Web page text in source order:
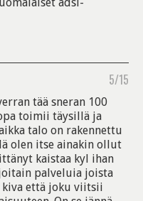
5/15
tää sneran 100
toimii täysillä ja
talo on rakennettu
olen itse ainakin ollut
kaistaa kyl ihan
palveluia joista
kiva että joku viitsii